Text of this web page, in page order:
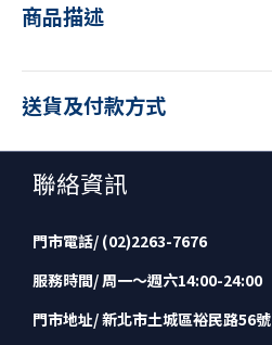
商品描述
送貨及付款方式
聯絡資訊
門市電話/ (02)2263-7676
服務時間/ 周一～週六14:00-24:00
門市地址/ 新北市土城區裕民路56號